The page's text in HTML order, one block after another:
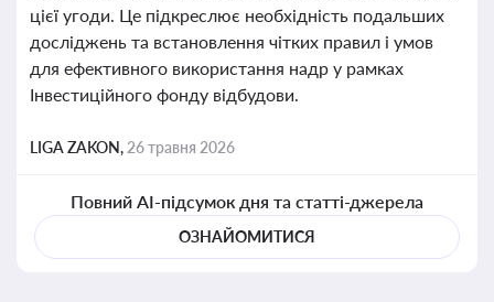
цієї угоди. Це підкреслює необхідність подальших
досліджень та встановлення чітких правил і умов
для ефективного використання надр у рамках
Інвестиційного фонду відбудови.
LIGA ZAKON, 26 травня 2026
Повний AI-підсумок дня та статті-джерела
ОЗНАЙОМИТИСЯ